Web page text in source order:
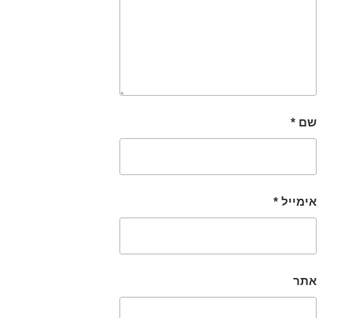
שם *
אימייל *
אתר